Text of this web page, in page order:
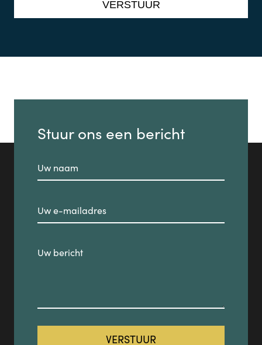
Stuur ons een bericht